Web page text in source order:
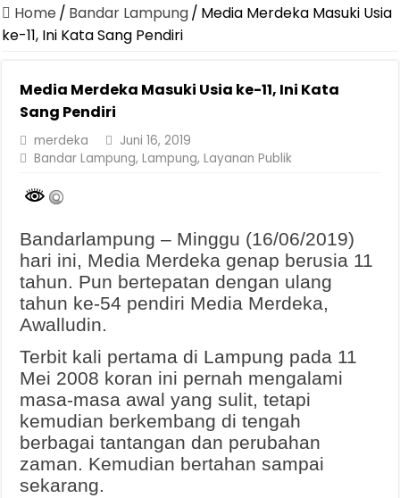
Home / Bandar Lampung/ Media Merdeka Masuki Usia
ke-11, Ini Kata Sang Pendiri
Media Merdeka Masuki Usia ke-11, Ini Kata
Sang Pendiri
merdeka
Juni 16, 2019
Bandar Lampung,Lampung,Layanan Publik
Bandarlampung – Minggu (16/06/2019)
hari ini, Media Merdeka genap berusia 11
tahun. Pun bertepatan dengan ulang
tahun ke-54 pendiri Media Merdeka,
Awalludin.
Terbit kali pertama di Lampung pada 11
Mei 2008 koran ini pernah mengalami
masa-masa awal yang sulit, tetapi
kemudian berkembang di tengah
berbagai tantangan dan perubahan
zaman. Kemudian bertahan sampai
sekarang.